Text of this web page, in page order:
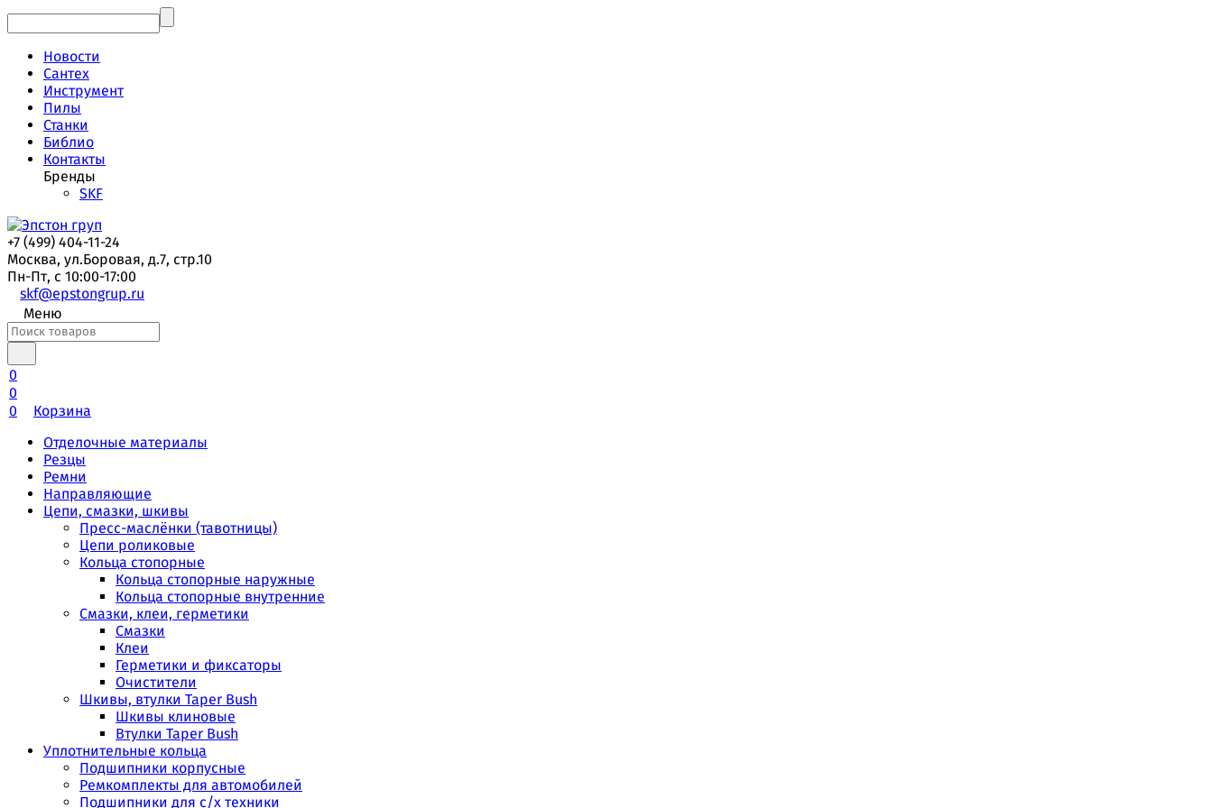
Новости
Сантех
Инструмент
Пилы
Станки
Библио
Контакты
Бренды
SKF
+7 (499) 404-11-24
Москва, ул.Боровая, д.7, стр.10
Пн-Пт, с 10:00-17:00
skf@epstongrup.ru
Меню
0
0
0
Корзина
Отделочные материалы
Резцы
Ремни
Направляющие
Цепи, смазки, шкивы
Пресс-маслёнки (тавотницы)
Цепи роликовые
Кольца стопорные
Кольца стопорные наружные
Кольца стопорные внутренние
Смазки, клеи, герметики
Смазки
Клеи
Герметики и фиксаторы
Очистители
Шкивы, втулки Taper Bush
Шкивы клиновые
Втулки Taper Bush
Уплотнительные кольца
Подшипники корпусные
Ремкомплекты для автомобилей
Подшипники для с/х техники